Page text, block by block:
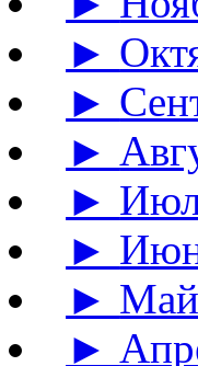
►
►
►
►
►
►
►